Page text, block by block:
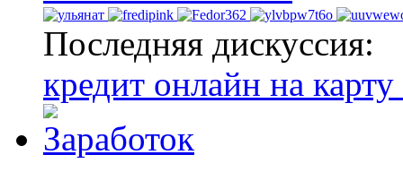
Последняя дискуссия:
кредит онлайн на